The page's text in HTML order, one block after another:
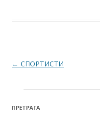
Post navigation
← СПОРТИСТИ
ПРЕТРАГА